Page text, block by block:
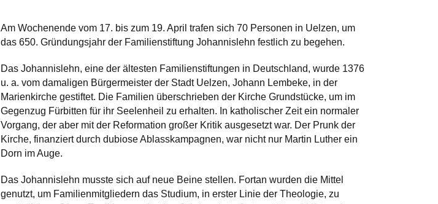
Am Wochenende vom 17. bis zum 19. April trafen sich 70 Personen in Uelzen, um
das 650. Gründungsjahr der Familienstiftung Johannislehn festlich zu begehen.
Das Johannislehn, eine der ältesten Familienstiftungen in Deutschland, wurde 1376
u. a. vom damaligen Bürgermeister der Stadt Uelzen, Johann Lembeke, in der
Marienkirche gestiftet. Die Familien überschrieben der Kirche Grundstücke, um im
Gegenzug Fürbitten für ihr Seelenheil zu erhalten. In katholischer Zeit ein normaler
Vorgang, der aber mit der Reformation großer Kritik ausgesetzt war. Der Prunk der
Kirche, finanziert durch dubiose Ablasskampagnen, war nicht nur Martin Luther ein
Dorn im Auge.
Das Johannislehn musste sich auf neue Beine stellen. Fortan wurden die Mittel
genutzt, um Familienmitgliedern das Studium, in erster Linie der Theologie, zu